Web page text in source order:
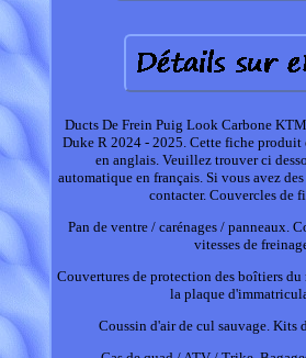
Ducts De Frein Puig Look Carbone
Duke R 2024 - 2025. Cette fiche
en anglais. Veuillez trouver ci
automatique en français. Si vous avez
contacter. Couvercles de
Pan de ventre / carénages / panneaux.
vitesses de
Couvertures de protection des boîtiers du
la plaque
Coussin d'air de cul sauvage. Kits